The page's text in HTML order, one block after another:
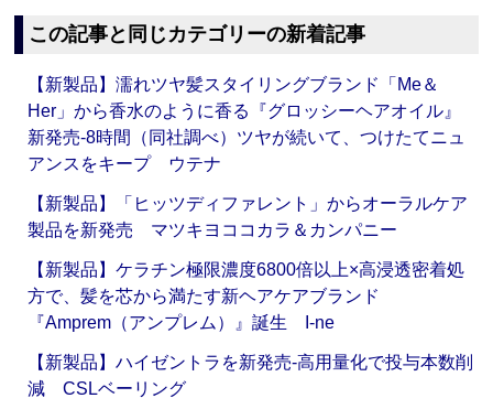
この記事と同じカテゴリーの新着記事
【新製品】濡れツヤ髪スタイリングブランド「Me＆
Her」から香水のように香る『グロッシーヘアオイル』
新発売‐8時間（同社調べ）ツヤが続いて、つけたてニュ
アンスをキープ ウテナ
【新製品】「ヒッツディファレント」からオーラルケア
製品を新発売 マツキヨココカラ＆カンパニー
【新製品】ケラチン極限濃度6800倍以上×高浸透密着処
方で、髪を芯から満たす新ヘアケアブランド
『Amprem（アンプレム）』誕生 I-ne
【新製品】ハイゼントラを新発売‐高用量化で投与本数削
減 CSLベーリング